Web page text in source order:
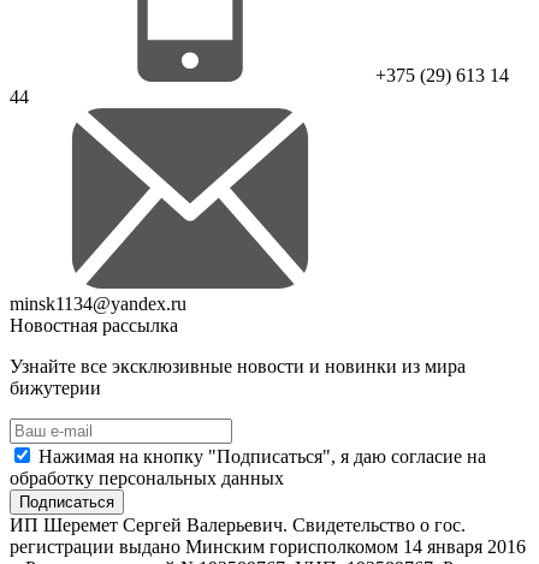
+375 (29) 613 14
44
minsk1134@yandex.ru
Новостная рассылка
Узнайте все эксклюзивные новости и новинки из мира
бижутерии
Нажимая на кнопку "Подписаться", я даю согласие на
обработку персональных данных
Подписаться
ИП Шеремет Сергей Валерьевич. Свидетельство о гос.
регистрации выдано Минским горисполкомом 14 января 2016